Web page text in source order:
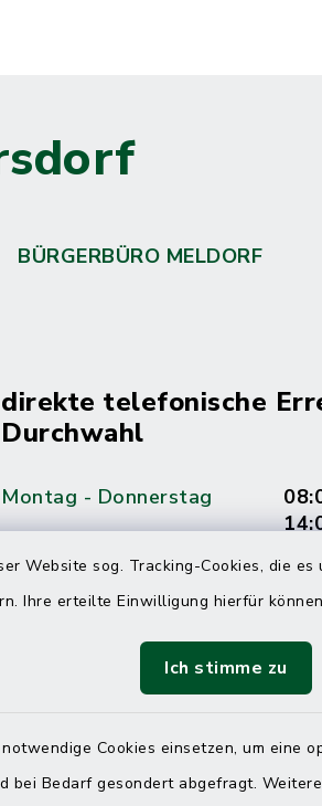
Website sog. Tracking-Cookies, die
Ihre erteilte Einwilligung hierfür
Ich stimme zu
Cookies einsetzen, um
bei Bedarf gesondert abgefragt.
BÜRGERBÜRO MELDORF
direkte telefonische
Durchwahl
Montag - Donnerstag
Freitag
Online-Terminvereinbarung
Haben Sie ein dringendes
keinen zeitnahen Termin? Rufen
Telefonnummer 04832 6065 0